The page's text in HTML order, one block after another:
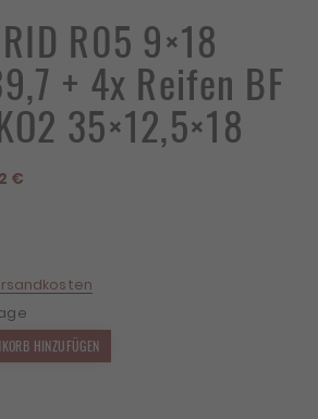
R05 9×18
+ 4x Reifen BF
35×12,5×18
€Aktueller
HINZUFÜGEN